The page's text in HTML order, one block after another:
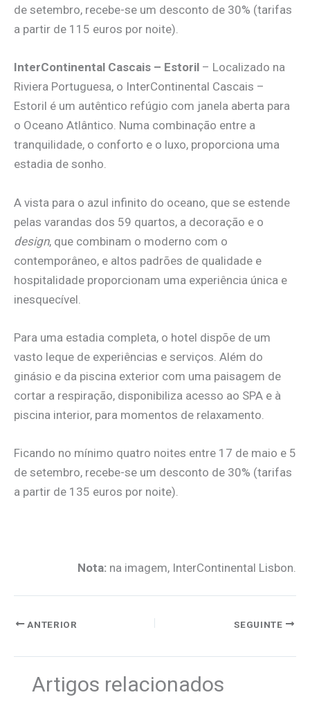
de setembro, recebe-se um desconto de 30% (tarifas
a partir de 115 euros por noite).
InterContinental Cascais – Estoril – Localizado na
Riviera Portuguesa, o InterContinental Cascais –
Estoril é um autêntico refúgio com janela aberta para
o Oceano Atlântico. Numa combinação entre a
tranquilidade, o conforto e o luxo, proporciona uma
estadia de sonho.
A vista para o azul infinito do oceano, que se estende
pelas varandas dos 59 quartos, a decoração e o
design, que combinam o moderno com o
contemporâneo, e altos padrões de qualidade e
hospitalidade proporcionam uma experiência única e
inesquecível.
Para uma estadia completa, o hotel dispõe de um
vasto leque de experiências e serviços. Além do
ginásio e da piscina exterior com uma paisagem de
cortar a respiração, disponibiliza acesso ao SPA e à
piscina interior, para momentos de relaxamento.
Ficando no mínimo quatro noites entre 17 de maio e 5
de setembro, recebe-se um desconto de 30% (tarifas
a partir de 135 euros por noite).
Nota: na imagem, InterContinental Lisbon.
ANTERIOR SEGUINTE
Artigos relacionados